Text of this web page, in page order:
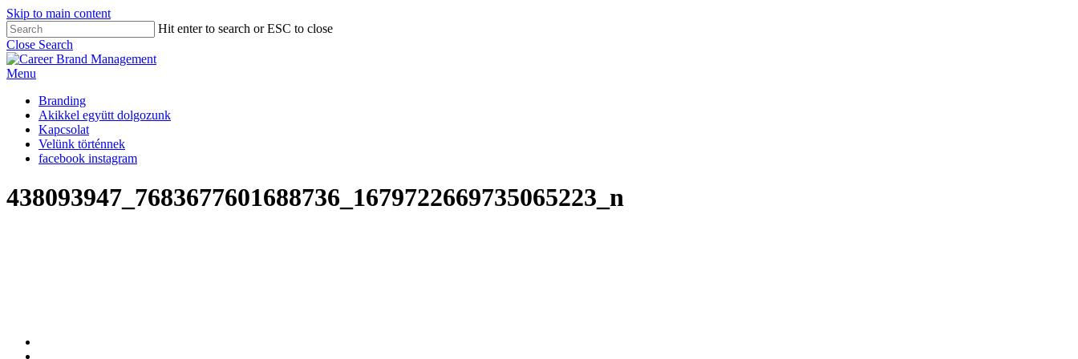
Skip to main content
Hit enter to search or ESC to close
Close Search
Menu
Branding
Akikkel együtt dolgozunk
Kapcsolat
Velünk történnek
facebook instagram
438093947_7683677601688736_1679722669735065223_n